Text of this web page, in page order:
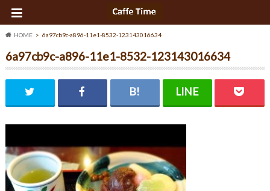
HOME 6a97cb9c-a896-11e1-8532-123143016634
6a97cb9c-a896-11e1-8532-123143016634